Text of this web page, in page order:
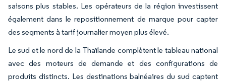
saisons plus stables. Les opérateurs de la région investissent
également dans le repositionnement de marque pour capter
des segments à tarif journalier moyen plus élevé.
Le sud et le nord de la Thaïlande complètent le tableau national
avec des moteurs de demande et des configurations de
produits distincts. Les destinations balnéaires du sud captent